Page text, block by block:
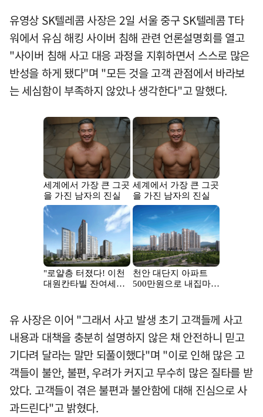
유영상 SK텔레콤 사장은 2일 서울 중구 SK텔레콤 T타
워에서 유심 해킹 사이버 침해 관련 언론설명회를 열고
"사이버 침해 사고 대응 과정을 지휘하면서 스스로 많은
반성을 하게 됐다"며 "모든 것을 고객 관점에서 바라보
는 세심함이 부족하지 않았나 생각한다"고 말했다.
유 사장은 이어 "그래서 사고 발생 초기 고객들께 사고
내용과 대책을 충분히 설명하지 않은 채 안전하니 믿고
기다려 달라는 말만 되풀이했다"며 "이로 인해 많은 고
객들이 불안, 불편, 우려가 커지고 무수히 많은 질타를 받
았다. 고객들이 겪은 불편과 불안함에 대해 진심으로 사
과드린다"고 밝혔다.